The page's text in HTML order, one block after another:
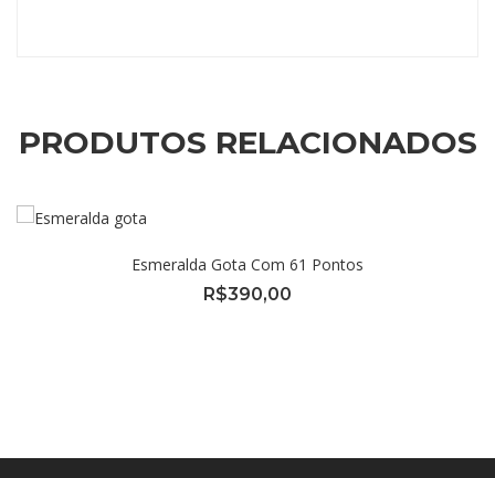
PRODUTOS RELACIONADOS
Esmeralda Gota Com 61 Pontos
R$390,00